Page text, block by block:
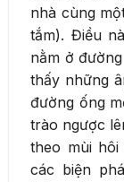
nhà cùng
tắm). Điều
nằm ở
thấy những
đường ống
trào ngược
theo mùi
các biện